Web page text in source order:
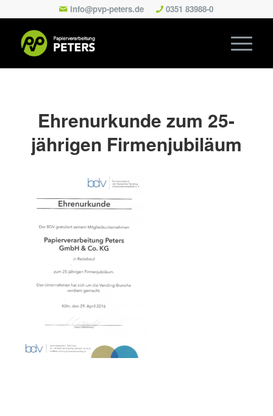
info@pvp-peters.de 0351 83988-0
Ehrenurkunde zum 25-
jährigen Firmenjubiläum